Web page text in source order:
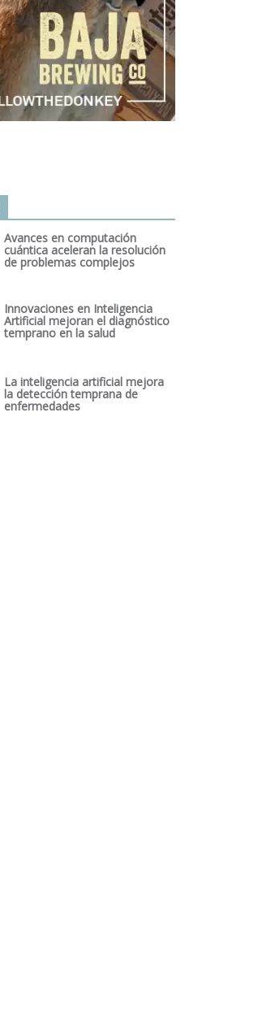
Avances en computación
cuántica aceleran la resolución
de problemas complejos
Innovaciones en Inteligencia
Artificial mejoran el diagnóstico
temprano en la salud
La inteligencia artificial mejora
la detección temprana de
enfermedades